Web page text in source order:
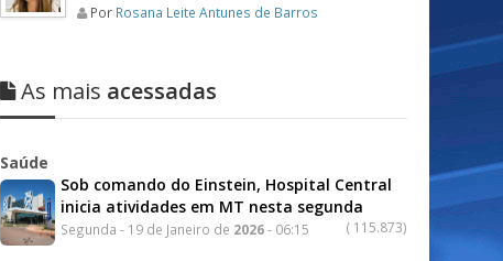
Por Rosana Leite Antunes de Barros
As mais acessadas
Saúde
Sob comando do Einstein, Hospital Central
inicia atividades em MT nesta segunda
( 115.873)
Segunda - 19 de Janeiro de 2026- 06:15